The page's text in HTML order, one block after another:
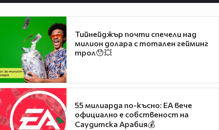
Тийнейджър почти спечели над
милион долара с тотален гейминг
трол😯💥
55 милиарда по-късно: EA вече
официално е собственост на
Саудитска Арабия💰